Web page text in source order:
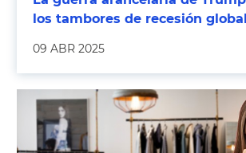
los tambores de recesión global
09 ABR 2025